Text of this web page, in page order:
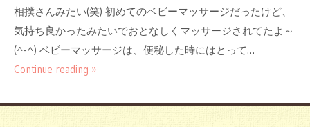
相撲さんみたい(笑) 初めてのベビーマッサージだったけど、
気持ち良かったみたいでおとなしくマッサージされてたよ～
(^-^) ベビーマッサージは、便秘した時にはとって…
Continue reading »